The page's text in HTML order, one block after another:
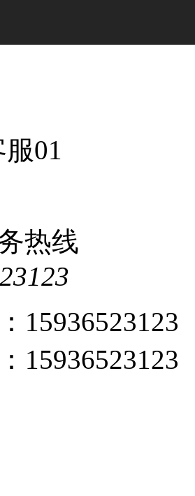
01
热线
15936523123
15936523123